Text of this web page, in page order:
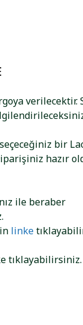
verilecektir.
bir
hazır
ile beraber
linke
tıklayabilirsiniz.